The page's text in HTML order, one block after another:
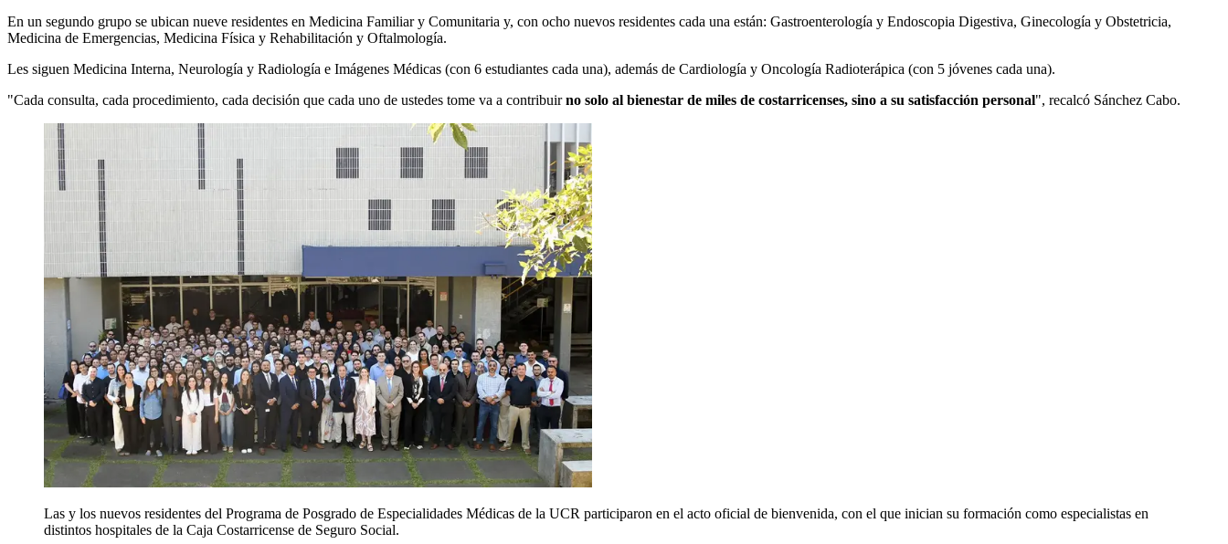
En un segundo grupo se ubican nueve residentes en Medicina Familiar y Comunitaria y, con ocho nuevos residentes cada una están: Gastroenterología y Endoscopia Digestiva, Ginecología y Obstetricia,
Medicina de Emergencias, Medicina Física y Rehabilitación y Oftalmología.
Les siguen Medicina Interna, Neurología y Radiología e Imágenes Médicas (con 6 estudiantes cada una), además de Cardiología y Oncología Radioterápica (con 5 jóvenes cada una).
"Cada consulta, cada procedimiento, cada decisión que cada uno de ustedes tome va a contribuirno solo al bienestar de miles de costarricenses, sino a su satisfacción personal", recalcó Sánchez Cabo.
Las y los nuevos residentes del Programa de Posgrado de Especialidades Médicas de la UCR participaron en el acto oficial de bienvenida, con el que inician su formación como especialistas en
distintos hospitales de la Caja Costarricense de Seguro Social.